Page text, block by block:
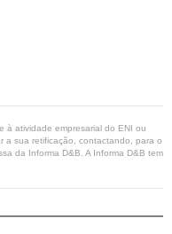
à atividade empresarial do ENI ou
a sua retificação, contactando, para o
da Informa D&B. A Informa D&B tem